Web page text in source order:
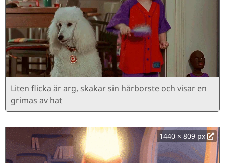
Liten flicka är arg, skakar sin hårborste och visar en
grimas av hat
1440 × 809 px